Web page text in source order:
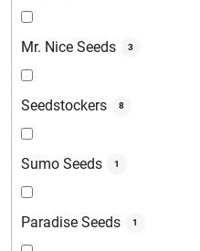
Mr. Nice Seeds 3
Seedstockers 8
Sumo Seeds 1
Paradise Seeds 1